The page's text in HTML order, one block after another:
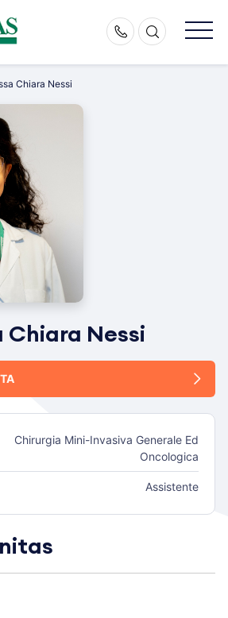
Chiara Nessi
Chiara Nessi
Chirurgia Mini-Invasiva Generale Ed
Oncologica
Assistente